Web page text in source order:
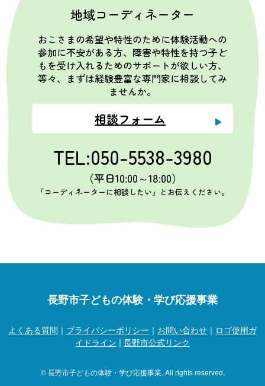
地域コーディネーター
おこさまの希望や特性のために体験活動への
参加に不安がある方、障害や特性を持つ子ど
もを受け入れるためのサポートが欲しい方、
等々、まずは経験豊富な専門家に相談してみ
ませんか。
相談フォーム
TEL:050-5538-3980
（平日10:00～18:00）
「コーディネーターに相談したい」とお伝えください。
長野市子どもの体験・学び応援事業
よくある質問 ｜ プライバシーポリシー ｜ お問い合わせ ｜ ロゴ使用ガ
イドライン | 長野市公式リンク
© 長野市子どもの体験・学び応援事業. All rights reserved.